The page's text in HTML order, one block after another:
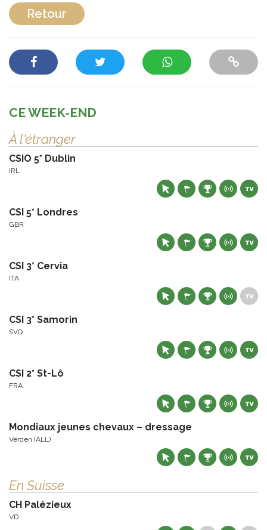
Retour
CE WEEK-END
À l'étranger
CSIO 5* Dublin
IRL
CSI 5* Londres
GBR
CSI 3* Cervia
ITA
CSI 3* Samorin
SVQ
CSI 2* St-Lô
FRA
Mondiaux jeunes chevaux – dressage
Verden (ALL)
En Suisse
CH Palézieux
VD